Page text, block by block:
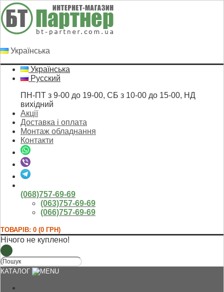
Українська
Українська
Русский
ПН-ПТ з 9-00 до 19-00, СБ з 10-00 до 15-00, НД
вихідний
Акції
Доставка і оплата
Монтаж обладнання
Контакти
(068)757-69-69
(063)757-69-69
(066)757-69-69
ТОВАРІВ: 0 (0 ГРН)
Нічого не куплено!
КАТАЛОГ